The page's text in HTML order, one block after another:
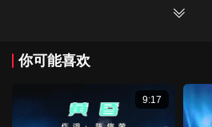
保证高清晰。
3.如果你喜欢 《【172Mix独家】大
宁 Electro Mix国语男)》，赶快介绍
4.如果您发现 《【172Mix独家】大
你可能喜欢
9:17